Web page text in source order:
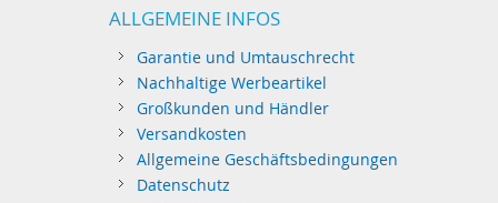
ALLGEMEINE INFOS
Garantie und Umtauschrecht
Nachhaltige Werbeartikel
Großkunden und Händler
Versandkosten
Allgemeine Geschäftsbedingungen
Datenschutz